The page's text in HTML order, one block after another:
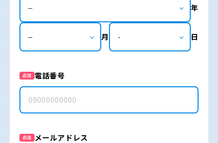
年
月 日
必須 電話番号
必須 メールアドレス